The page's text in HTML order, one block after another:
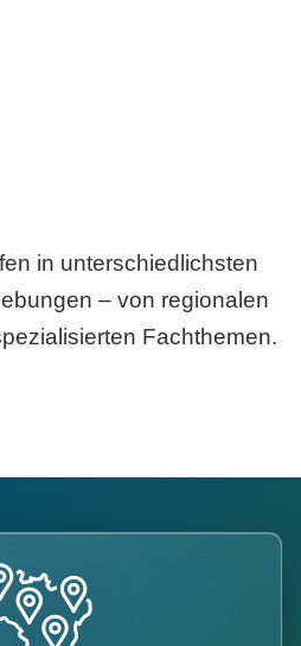
in unterschiedlichsten
– von regionalen
Fachthemen.